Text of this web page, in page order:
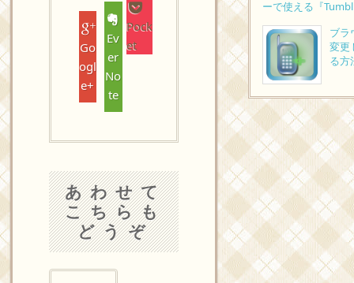
Go
ogl
e+
Ev
er
No
te
Pock
et
あわせて
こちらも
どうぞ
ーで使える『
ブラ
変更
る方